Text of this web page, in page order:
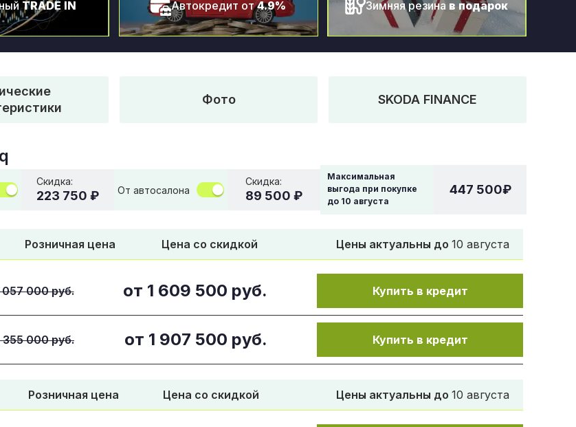
TRADE IN Автокредит от4.9% Зимняя резина в подарок
Фото SKODA FINANCE
Скидка:
223 750 ₽ От автосалона
Скидка:
89 500 ₽
Максимальная
выгода при покупке
до 10 августа
447 500₽
Розничная цена Цена со скидкой Цены актуальны до 10 августа
000 руб. от 1 609 500 руб. Купить в кредит
355 000 руб. от 1 907 500 руб. Купить в кредит
Розничная цена Цена со скидкой Цены актуальны до 10 августа